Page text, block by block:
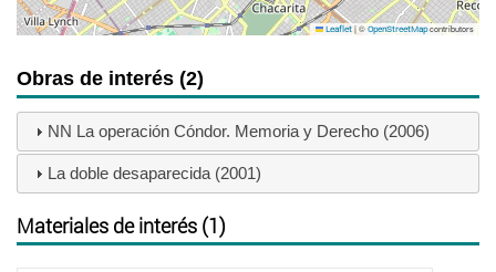
Leaflet |© OpenStreetMapcontributors
Obras de interés (2)
NN La operación Cóndor. Memoria y Derecho (2006)
La doble desaparecida (2001)
Materiales de interés (1)